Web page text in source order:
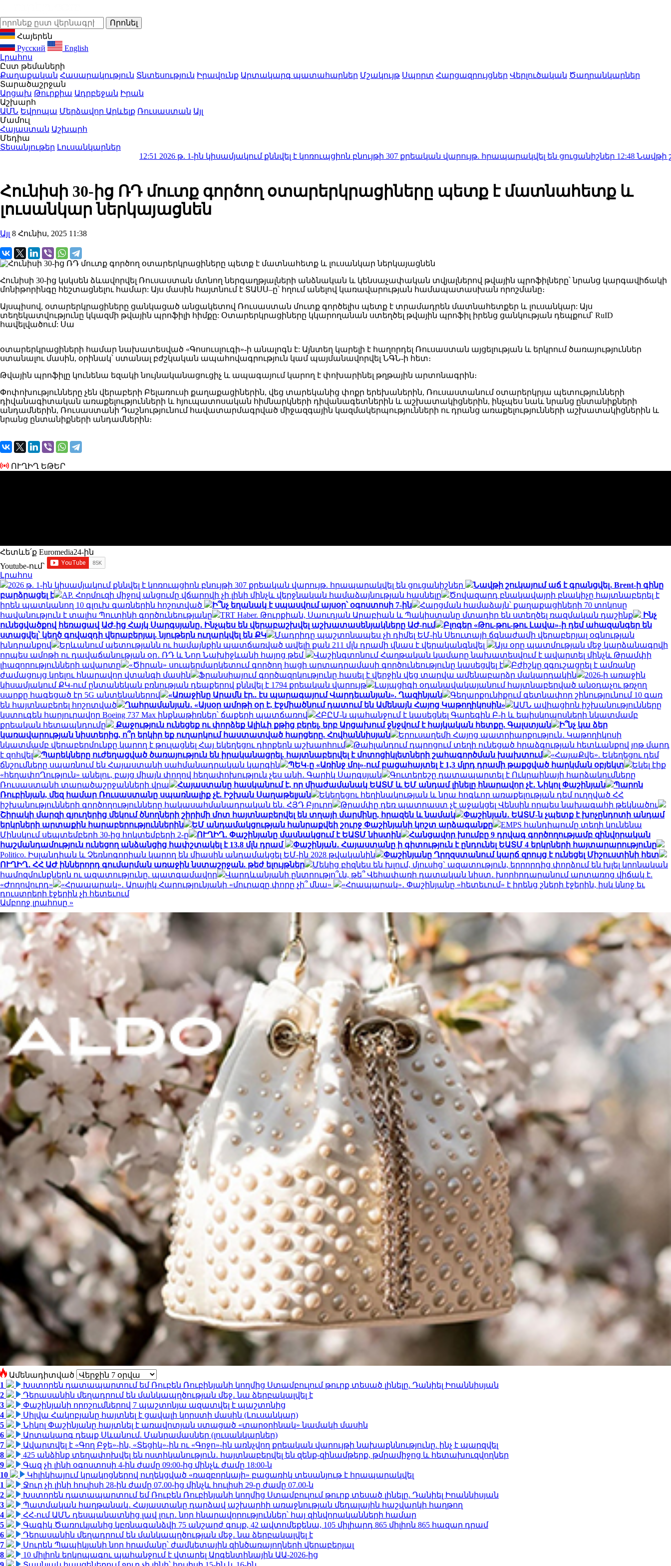
Հայերեն
Русский
English
Լրահոս
Ըստ թեմաների
Քաղաքական Հասարակություն Տնտեսություն Իրավունք Արտակարգ պատահարներ Մշակույթ Սպորտ Հարցազրույցներ Վերլուծական Ծաղրանկարներ
Տարածաշրջան
Արցախ Թուրքիա Ադրբեջան Իրան
Աշխարհ
ԱՄՆ Եվրոպա Մերձավոր Արևելք Ռուսաստան Այլ
Մամուլ
Հայաստան Աշխարհ
Մեդիա
Տեսանյութեր Լուսանկարներ
2026 թ. 1-ին կիսամյակում քննվել է կոռուպցիոն բնույթի 307 քրեական վարույթ. հրապարակվել են ցուցանիշներ12:48Նավթի շուկայում
Հունիսի 30-ից ՌԴ մուտք գործող օտարերկրացիները պետք է մատնահետք և
լուսանկար ներկայացնեն
Այլ 8 Հունիս, 2025 11:38
Հունիսի 30-ից կսկսեն ձևավորվել Ռուսաստան մտնող ներգաղթյալների անձնական և կենսաչափական տվյալներով թվային պրոֆիլները՝ նրանց կարգավիճակի
մոնիթորինգը հեշտացնելու համար: Այս մասին հայտնում է ՏԱՍՍ–ը՝ հղում անելով կառավարության համապատասխան որոշմանը։
Այսպիսով, օտարերկրացիները ցանկացած անցակետով Ռուսաստան մուտք գործելիս պետք է տրամադրեն մատնահետքեր և լուսանկար: Այս
տեղեկատվությունը կկազմի թվային պրոֆիլի հիմքը: Օտարերկրացիները կկարողանան ստեղծել թվային պրոֆիլ իրենց ցանկության դեպքում՝ RuID
հավելվածում: Սա
օտարերկրացիների համար նախատեսված «Գոսուսլուգի»-ի անալոգն է: Այնտեղ կարելի է հաղորդել Ռուսաստան այցելության և երկրում ծառայություններ
ստանալու մասին, օրինակ՝ ստանալ բժշկական ապահովագրություն կամ պայմանավորվել ՆԳՆ-ի հետ։
Թվային պրոֆիլը կունենա եզակի նույնականացուցիչ և ապագայում կարող է փոխարինել թղթային արտոնագրին։
Փոփոխությունները չեն վերաբերի Բելառուսի քաղաքացիներին, վեց տարեկանից փոքր երեխաներին, Ռուսաստանում օտարերկրյա պետությունների
դիվանագիտական ​​առաքելությունների և հյուպատոսական հիմնարկների դիվանագետներին և աշխատակիցներին, ինչպես նաև նրանց ընտանիքների
անդամներին, Ռուսաստանի Դաշնությունում հավատարմագրված միջազգային կազմակերպությունների ու դրանց առաքելությունների աշխատակիցներին և
նրանց ընտանիքների անդամներին։
ՈՒՂԻՂ ԵԹԵՐ
Հետևե՛ք Euromedia24-ին
Youtube-ում`
Լրահոս
2026 թ. 1-ին կիսամյակում քննվել է կոռուպցիոն բնույթի 307 քրեական վարույթ. հրապարակվել են ցուցանիշներ
Նավթի շուկայում աճ է գրանցվել․ Brent-ի գինը
բարձրացել է
AP. Հորմուզի միջով անցումը վճարովի չի լինի մինչև վերջնական համաձայնության հասնելը
Ծովազարդ բնակավայրի բնակիչը հայտնաբերել է
իրեն պատկանող 10 գլուխ գառներին հոշոտված
Ի՞նչ եղանակ է սպասվում այսօր՝ օգոստոսի 7-ին
Հարցման համաձայն՝ քաղաքացիների 70 տոկոսը
հավանություն է տալիս Պուտինի գործունեությանը
TRT Haber. Թուրքիան, Սաուդյան Արաբիան և Պակիստանը մտադիր են ստեղծել ռազմական դաշինք
Ինչ
ունեցվածքով հեռացավ ԱԺ-ից Հայկ Սարգսյանը․ Ինչպես են վերաբաշխվել աշխատասենյակները ԱԺ-ում
Բլոգեր «Թու-թու-թու Լավա»-ի դեմ ահազանգեր են
ստացվել՝ կեղծ գովազդի վերաբերյալ. նյութերն ուղարկվել են ՔԿ
Մադրիդը պաշտոնապես չի դիմել ԵՄ-ին Սեուտայի ​​ճգնաժամի վերաբերյալ օգնության
խնդրանքով
Երևանում պետությանն ու համայնքին պատճառված ավելի քան 211 մլն դրամի վնաս է վերականգնվել
Այս օրը պատմության մեջ կարձանագրվի
որպես ամոթի ու դավաճանության օր․ ՌԴ և Նոր Նախիջևանի հայոց թեմ
Վաշինգտոնում Հաղթական կամարը նախատեսվում է ավարտել մինչև Թրամփի
լիազորությունների ավարտը
«Ծիրան» սուպերմարկետում գործող հացի արտադրամասի գործունեությունը կասեցվել է
Բժիշկը զգուշացրել է ամռանը
ժամացույց կրելու հնարավոր վտանգի մասին
Ֆրանսիայում գործազրկությունը հասել է վերջին վեց տարվա ամենաբարձր մակարդակին
2026-ի առաջին
կիսամյակում ՔԿ-ում ընտանեկան բռնության դեպքերով քննվել է 1794 քրեական վարույթ
Լայպցիգի օդանավակայանում հայտնաբերված անօդաչու թռչող
սարքը հագեցած էր 5G անտենաներով
«Առաջինը Արամն էր.. էս պարագայում Վարդեւանյան». Ղազինյան
Գեղարքունիքում գետնափոր շինությունում 10 գառ
են հայտնաբերել հոշոտված
Ղահրամանյան․ «Այսօր ամոթի օր է, Էջմիածնում դատում են Ամենայն Հայոց Կաթողիկոսին»
ԱՄՆ ավիացիոն իշխանությունները
կստուգեն հարյուրավոր Boeing 737 Max ինքնաթիռներ՝ ճաքերի պատճառով
ՀԲԸՄ-ն պահանջում է կասեցնել Գարեգին Բ-ի և եպիսկոպոսների նկատմամբ
քրեական հետապնդումը
Քաջություն ունեցեք ու փորձեք Ալիևի քթից բերել, երբ Արցախում ջնջվում է հայկական հետքը. Գալստյան
Ի՞նչ կա ձեր
կառավարության նիստերից, ո՞ր երկիր եք ուղարկում հաստատված հարցերը. Հովհաննիսյան
Երուսաղեմի Հայոց պատրիարքություն․ Կաթողիկոսի
նկատմամբ վերաբերմունքը կարող է թուլացնել Հայ եկեղեցու դիրքերն աշխարհում
Թաիլանդում դպրոցում տեղի ունեցած հրաձգության հետևանքով յոթ մարդ
է զոհվել
Պարեկները ուժեղացված ծառայություն են իրականացրել. հայտնաբերվել է մոտոցիկլետների շահագործման խախտում
«ՀայաՔվե». Եկեղեցու դեմ
ճնշումները սպառնում են Հայաստանի սահմանադրական կարգին
ՊԵԿ-ը «Առինջ մոլ»-ում բացահայտել է 1,3 մլրդ դրամի թաքցված հարկման օբյեկտ
Եկել էիք
«հեղափոՂություն» անելու, բայց միայն փողով հեղափոխություն չես անի․ Գարիկ Սարգսյան
Գուտերեշը դատապարտել է Ուկրաինայի հարձակումները
Ռուսաստանի տարածաշրջանների վրա
Հայաստանը հասկանում է, որ միաժամանակ ԵԱՏՄ և ԵՄ անդամ լինելը հնարավոր չէ․ Նիկոլ Փաշինյան
Պարոն
Ռուբինյան, մեզ համար Ռուսաստանը սպառնալիք չէ. Իշխան Սաղաթելյան
Եկեղեցու հեղինակության և նրա հոգևոր առաքելության դեմ ուղղված ՀՀ
իշխանությունների գործողությունները հակասահմանադրական են. ՀՅԴ Բյուրո
Թրամփը դեռ պատրաստ չէ աջակցել Վենսին որպես նախագահի թեկնածու
Շիրակի մարզի գյուղերից մեկում ծնողների շիրիմի մոտ հայտնաբերվել են տղայի մարմինը, հրազեն և նամակ
Փաշինյան․ ԵԱՏՄ-ն չպետք է խոչընդոտի անդամ
երկրների արտաքին հարաբերություններին
ԵՄ անդամակցության հանրաքվեի շուրջ Փաշինյանի կոշտ արձագանքը
EMPS հանդիպումը տեղի կունենա
Մինսկում սեպտեմբերի 30-ից հոկտեմբերի 2-ը
ՈՒՂԻՂ․ Փաշինյանը մասնակցում է ԵԱՏՄ նիստին
Հանցավոր խումբը 9 դրվագ գործողությամբ զինվորական
հաշմանդամություն ունեցող անձանցից հափշտակել է 13.8 մլն դրամ
Փաշինյան․ Հայաստանը ի գիտություն է ընդունել ԵԱՏՄ 4 երկրների հայտարարությունը
Politico. Իսլանդիան և Չեռնոգորիան կարող են միասին անդամակցել ԵՄ-ին 2028 թվականին
Փաշինյանը Ղրղզստանում կարճ զրույց է ունեցել Միշուստինի հետ
ՈՒՂԻՂ․ ՀՀ ԱԺ իններորդ գումարման առաջին նստաշրջան. թեժ ելույթներ
Մեկից բիզնես են խլում, մյուսից` ազատություն, երրորդից փորձում են խլել կրոնական
համոզմունքներն ու ազատությունը. պատգամավոր
Վարդևանյանի ընտրությո՞ւն, թե՞ Վեհափառի դատական նիստ․ խորհրդարանում արտառոց վիճակ է.
«Ժողովուրդ»
«Հրապարակ»․ Արայիկ Հարությունյանի «մուրազը փորը չի՞ մնա»
«Հրապարակ»․ Փաշինյանը «հետեւում» է իրենց շների էջերին, իսկ կնոջ եւ
դուստրերի էջերին չի հետեւում
Ամբողջ լրահոսը »
Ամենադիտված
1
Խստորեն դատապարտում եմ Ռուբեն Ռուբինյանի կողմից Ստամբուլում թուրք տեսած լինելը. Դանիել Իոաննիսյան
2
Դերասանին մեղադրում են մանկապղծության մեջ․ նա ձերբակալվել է
3
Փաշինյանի որոշումներով 7 պաշտոնյա ազատվել է պաշտոնից
4
Սիլվա Հակոբյանը հայտնել է ցավալի կորստի մասին (Լուսանկար)
5
Նիկոլ Փաշինյանը հայտնել է առավոտյան ստացած «տարօրինակ» նամակի մասին
6
Արտակարգ դեպք Սևանում. Մանրամասներ (լուսանկարներ)
7
Ավարտվել է «Գող Բջե»-ին, «Տեցիկ»-ին ու «Գոջո»-ին առնչվող քրեական վարույթի նախաքննությունը. ինչ է պարզվել
8
425 անձինք տեղափոխվել են ոստիկանություն․ հայտնաբերվել են զենք-զինամթերք, թմրամիջոց և հետախուզվողներ
9
Գազ չի լինի օգոստոսի 4-ին ժամը 09:00-ից մինչև ժամը 18:00-ն
10
Կիլիկիայում կրակոցներով ուղեկցված «ռազբորկայի» բացառիկ տեսանյութ է հրապարակվել
1
Ջուր չի լինի հուլիսի 28-ին ժամը 07.00-ից մինչև հուլիսի 29-ը ժամը 07.00-ն
2
Խստորեն դատապարտում եմ Ռուբեն Ռուբինյանի կողմից Ստամբուլում թուրք տեսած լինելը. Դանիել Իոաննիսյան
3
Պատմական հաղթանակ․ Հայաստանը դարձավ աշխարհի առաջնության մեդալային հաշվարկի հաղթող
4
ՀՀ-ում ԱՄՆ դեսպանատնից լավ լուր․ նոր հնարավորություններ՝ հայ զինվորականների համար
5
Գագիկ Ծառուկյանից կբռնագանձվի 75 անշարժ գույք, 42 ավտոմեքենա, 105 միլիարդ 865 միլիոն 865 հազար դրամ
6
Դերասանին մեղադրում են մանկապղծության մեջ․ նա ձերբակալվել է
7
Սուրեն Պապիկյանի նոր հրամանը՝ ժամկետային զինծառայողների վերաբերյալ
8
10 միլիոն երկրպագու պահանջում է վտարել Արգենտինային ԱԱ-2026-ից